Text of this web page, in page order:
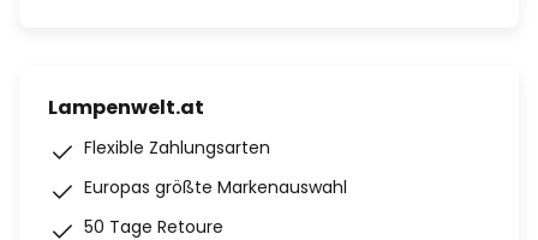
Lampenwelt.at
Flexible Zahlungsarten
Europas größte Markenauswahl
50 Tage Retoure